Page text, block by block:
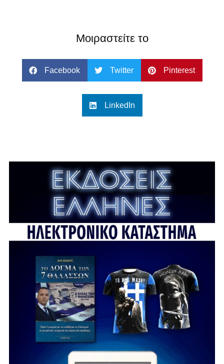
Μοιραστείτε το
Facebook Twitter Pinterest
LinkedIn